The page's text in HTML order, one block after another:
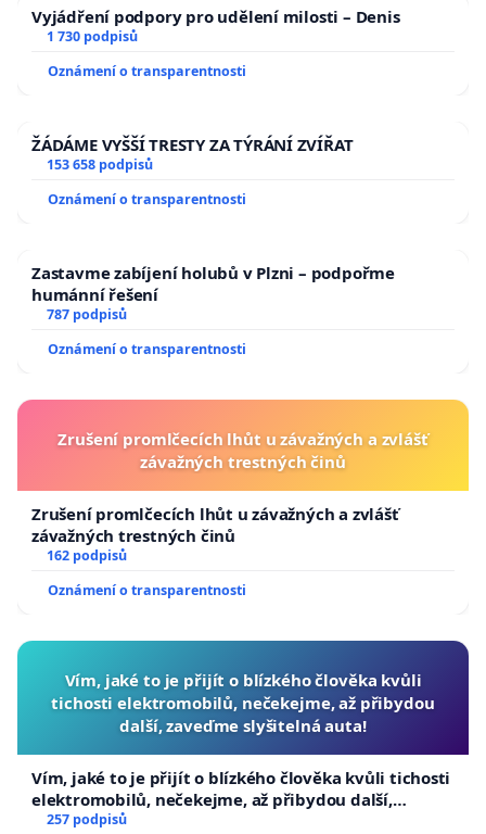
Vyjádření podpory pro udělení milosti – Denis
1 730 podpisů
Oznámení o transparentnosti
ŽÁDÁME VYŠŠÍ TRESTY ZA TÝRÁNÍ ZVÍŘAT
153 658 podpisů
Oznámení o transparentnosti
Zastavme zabíjení holubů v Plzni – podpořme
humánní řešení
787 podpisů
Oznámení o transparentnosti
Zrušení promlčecích lhůt u závažných a zvlášť
závažných trestných činů
Zrušení promlčecích lhůt u závažných a zvlášť
závažných trestných činů
162 podpisů
Oznámení o transparentnosti
Vím, jaké to je přijít o blízkého člověka kvůli
tichosti elektromobilů, nečekejme, až přibydou
další, zaveďme slyšitelná auta!
Vím, jaké to je přijít o blízkého člověka kvůli tichosti
elektromobilů, nečekejme, až přibydou další,
zaveďme slyšitelná auta!
257 podpisů